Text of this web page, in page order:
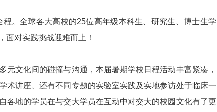
程。全球各大高校的25位高年级本科生、研究生、博士生学
面对实践挑战迎难而上！
文化间的碰撞与沟通，本届暑期学校日程活动丰富紧凑，
术讲座、还有不同专题的实验室实践及实地参访处于临床一
各地的学员在与交大学员在互动中对交大的校园文化有了更